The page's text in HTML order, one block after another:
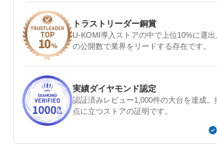
トラストリーダー銅賞
U-KOMI導入ストアの中で上位10%に選
の公開数で業界をリードする存在です。
実績ダイヤモンド認定
認証済みレビュー1,000件の大台を達成。
点に立つストアの証明です。